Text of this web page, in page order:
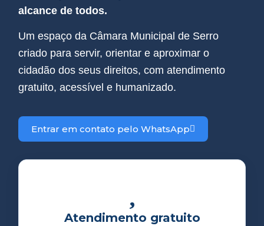
alcance de todos.
Um espaço da Câmara Municipal de Serro
criado para servir, orientar e aproximar o
cidadão dos seus direitos, com atendimento
gratuito, acessível e humanizado.
Entrar em contato pelo WhatsApp
Atendimento gratuito